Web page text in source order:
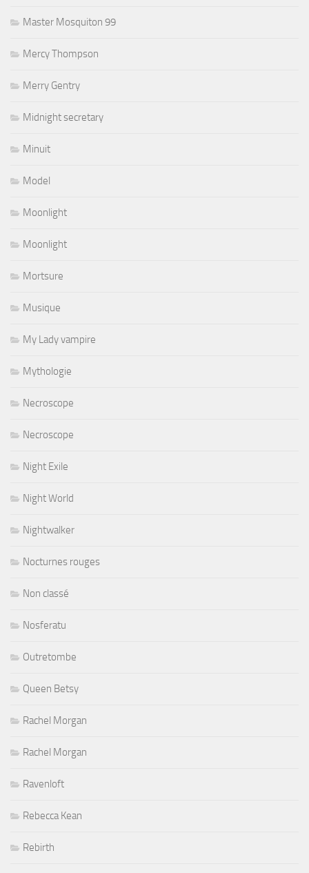
Master Mosquiton 99
Mercy Thompson
Merry Gentry
Midnight secretary
Minuit
Model
Moonlight
Moonlight
Mortsure
Musique
My Lady vampire
Mythologie
Necroscope
Necroscope
Night Exile
Night World
Nightwalker
Nocturnes rouges
Non classé
Nosferatu
Outretombe
Queen Betsy
Rachel Morgan
Rachel Morgan
Ravenloft
Rebecca Kean
Rebirth